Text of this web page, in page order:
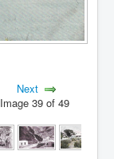
Next
Image 39 of 49